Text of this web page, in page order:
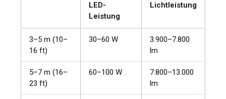
LED-
Leistung
Lichtleistung
3–5 m (10–
16 ft)
30–60 W
3.900–7.800
lm
5–7 m (16–
23 ft)
60–100 W
7.800–13.000
lm